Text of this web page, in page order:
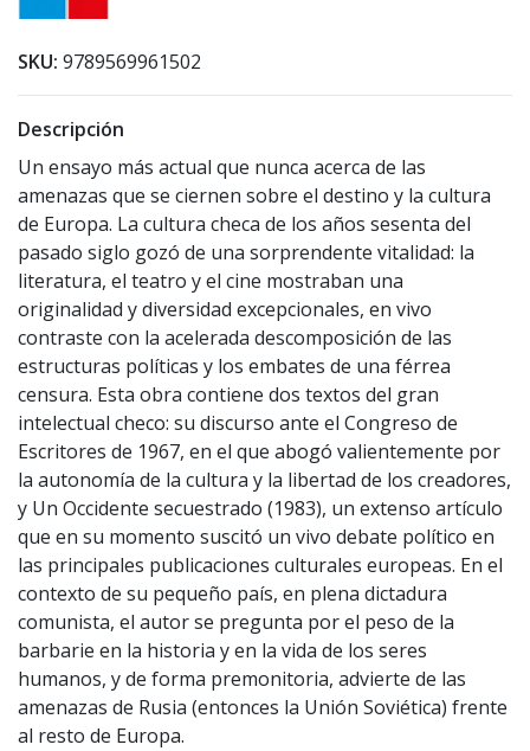
SKU: 9789569961502
Descripción
Un ensayo más actual que nunca acerca de las
amenazas que se ciernen sobre el destino y la cultura
de Europa. La cultura checa de los años sesenta del
pasado siglo gozó de una sorprendente vitalidad: la
literatura, el teatro y el cine mostraban una
originalidad y diversidad excepcionales, en vivo
contraste con la acelerada descomposición de las
estructuras políticas y los embates de una férrea
censura. Esta obra contiene dos textos del gran
intelectual checo: su discurso ante el Congreso de
Escritores de 1967, en el que abogó valientemente por
la autonomía de la cultura y la libertad de los creadores,
y Un Occidente secuestrado (1983), un extenso artículo
que en su momento suscitó un vivo debate político en
las principales publicaciones culturales europeas. En el
contexto de su pequeño país, en plena dictadura
comunista, el autor se pregunta por el peso de la
barbarie en la historia y en la vida de los seres
humanos, y de forma premonitoria, advierte de las
amenazas de Rusia (entonces la Unión Soviética) frente
al resto de Europa.